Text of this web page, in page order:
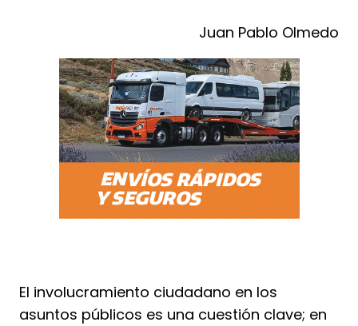
Juan Pablo Olmedo
El involucramiento ciudadano en los
asuntos públicos es una cuestión clave; en